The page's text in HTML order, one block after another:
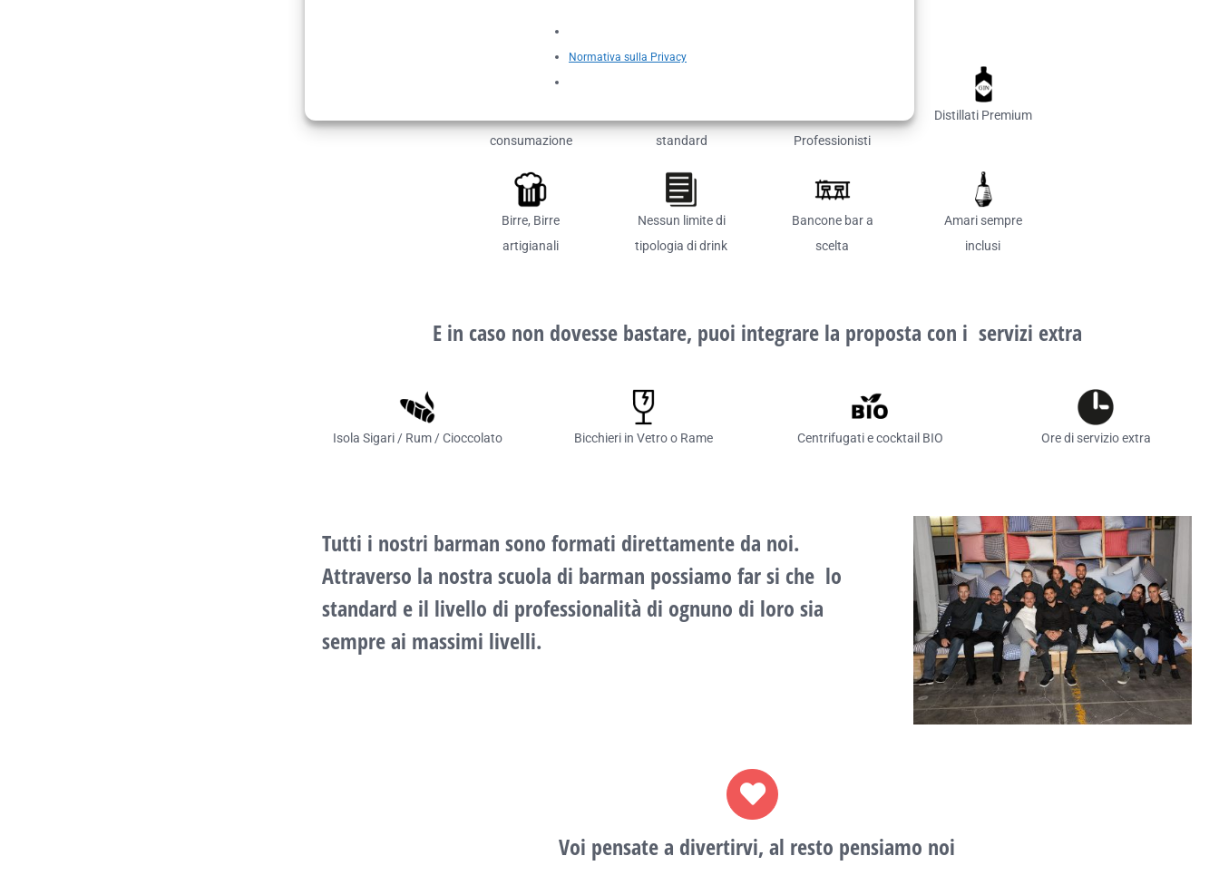
Normativa sulla Privacy
consumazione
standard
Professionisti
Distillati Premium
Birre, Birre
artigianali
Nessun limite di
tipologia di drink
Bancone bar a
scelta
Amari sempre
inclusi
E in caso non dovesse bastare, puoi integrare la proposta con i servizi extra
Isola Sigari / Rum / Cioccolato Bicchieri in Vetro o Rame Centrifugati e cocktail BIO Ore di servizio extra
Tutti i nostri barman sono formati direttamente da noi.
Attraverso la nostra scuola di barman possiamo far si che lo
standard e il livello di professionalità di ognuno di loro sia
sempre ai massimi livelli.
Voi pensate a divertirvi, al resto pensiamo noi